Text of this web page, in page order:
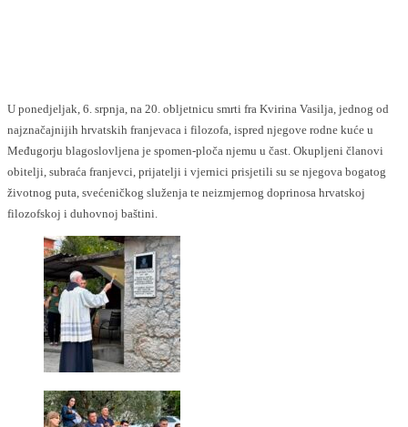
U ponedjeljak, 6. srpnja, na 20. obljetnicu smrti fra Kvirina Vasilja, jednog od
najznačajnijih hrvatskih franjevaca i filozofa, ispred njegove rodne kuće u
Međugorju blagoslovljena je spomen-ploča njemu u čast. Okupljeni članovi
obitelji, subraća franjevci, prijatelji i vjernici prisjetili su se njegova bogatog
životnog puta, svećeničkog služenja te neizmjernog doprinosa hrvatskoj
filozofskoj i duhovnoj baštini.